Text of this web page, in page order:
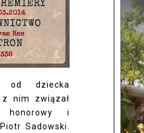
od dziecka
nim związał
honorowy i
Sadowski.